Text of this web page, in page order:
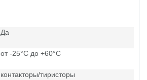
Да
от -25°C до +60°C
контакторы/тиристоры